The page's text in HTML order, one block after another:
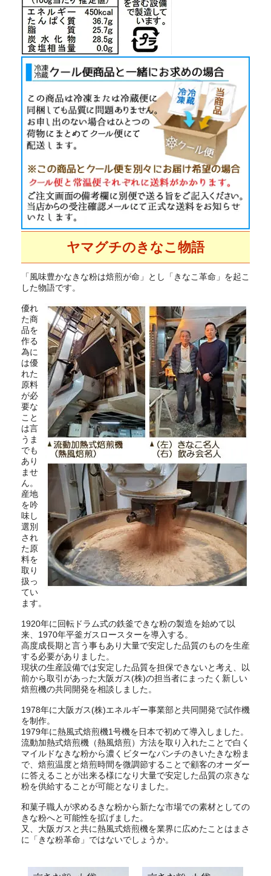
ヤマグチのきなこ物語
「風味豊かなきな粉は焙煎が命」とし「きなこ革命」を起こ
した物語です。
優れ
た商
品を
作る
為に
は優
れた
原料
が必
要な
こと
は言
うま
でも
あり
ませ
ん。
産地
を吟
味し
選別
され
た原
料を
取り
扱っ
てい
ます。
1920年に回転ドラム式の鉄釜できな粉の製造を始めて以
来、1970年平釜ガスロースターを導入する。
高度成長期と言う事もあり大量で安定した品質のものを生産
する必要がありました。
現状の生産設備では安定した品質を担保できないと考え、以
前から取引があった大阪ガス(株)の担当者にまったく新しい
焙煎機の共同開発を相談しました。
1978年に大阪ガス(株)エネルギー事業部と共同開発で試作機
を制作。
1979年に熱風式焙煎機1号機を日本で初めて導入しました。
流動加熱式焙煎機（熱風焙煎）方法を取り入れたことで白く
マイルドなきな粉から濃くビターなパンチのきいたきな粉ま
で、焙煎温度と焙煎時間を微調節することで顧客のオーダー
に答えることが出来る様になり大量で安定した品質の京きな
粉を供給することが可能となりました。
和菓子職人が求めるきな粉から新たな市場での素材としての
きな粉へと可能性を拡げました。
又、大阪ガスと共に熱風式焙煎機を業界に広めたことはまさ
に「きな粉革命」ではないでしょうか。